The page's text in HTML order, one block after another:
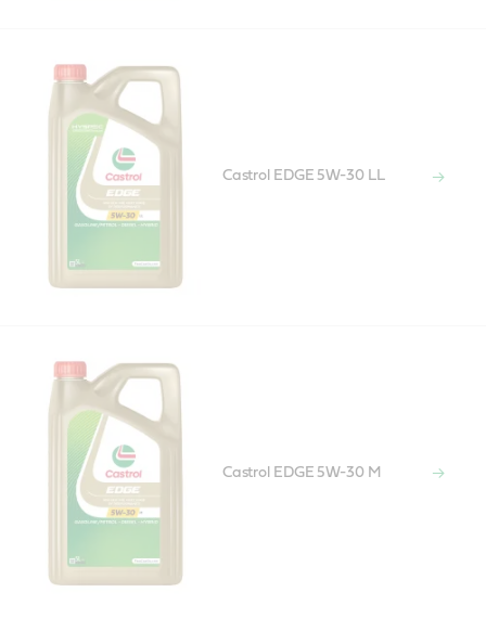
Castrol EDGE 5W-30 LL
Castrol EDGE 5W-30 M